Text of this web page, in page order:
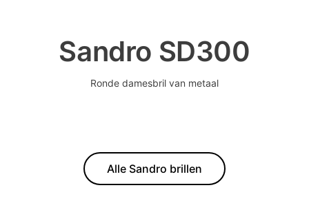
Sandro SD300
Ronde damesbril van metaal
Alle Sandro brillen